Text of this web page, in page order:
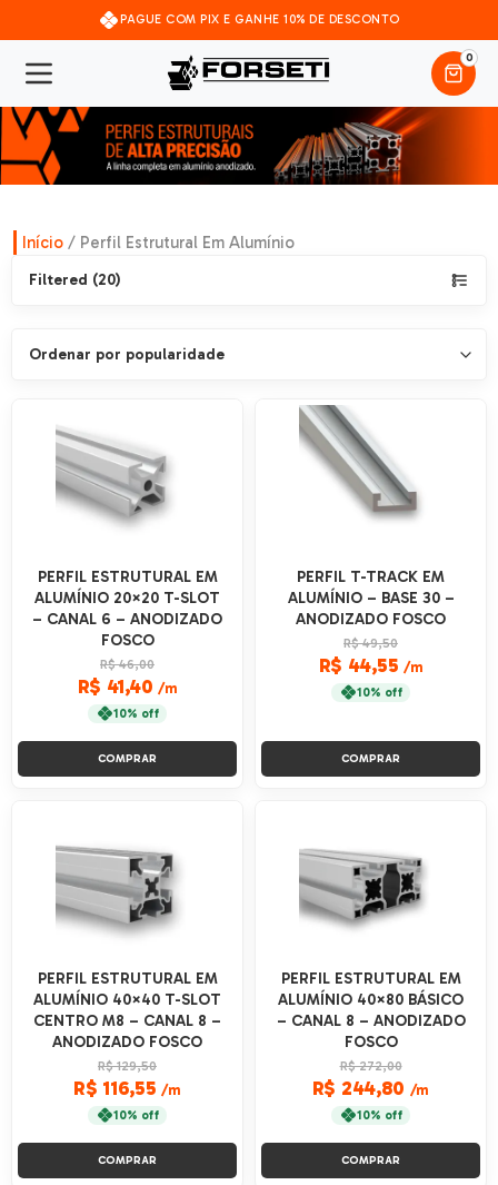
PAGUE COM PIX E GANHE 10% DE DESCONTO
0
Início / Perfil Estrutural Em Alumínio
Filtered (20)
PERFIL ESTRUTURAL EM
ALUMÍNIO 20×20 T-SLOT
– CANAL 6 – ANODIZADO
FOSCO
R$ 46,00
R$ 41,40 /m
10% off
COMPRAR
PERFIL T-TRACK EM
ALUMÍNIO – BASE 30 –
ANODIZADO FOSCO
R$ 49,50
R$ 44,55 /m
10% off
COMPRAR
PERFIL ESTRUTURAL EM
ALUMÍNIO 40×40 T-SLOT
CENTRO M8 – CANAL 8 –
ANODIZADO FOSCO
R$ 129,50
R$ 116,55/m
10% off
COMPRAR
PERFIL ESTRUTURAL EM
ALUMÍNIO 40×80 BÁSICO
– CANAL 8 – ANODIZADO
FOSCO
R$ 272,00
R$ 244,80 /m
10% off
COMPRAR